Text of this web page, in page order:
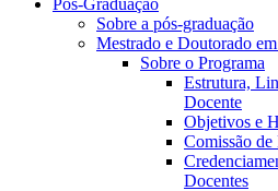
Pós-Graduação
Sobre a pós-graduação
Mestrado e Doutorado
Sobre o Programa
Estrutura,
Docente
Objetivos e
Comissão de
Docentes